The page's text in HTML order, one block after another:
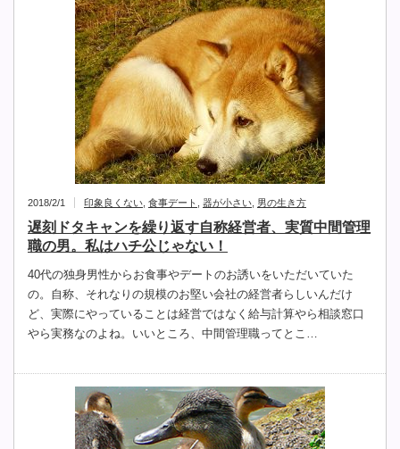
2018/2/1 印象良くない 食事デート 器が小さい 男の生き方
遅刻ドタキャンを繰り返す自称経営者、実質中間管理
職の男。私はハチ公じゃない！
40代の独身男性からお食事やデートのお誘いをいただいていた
の。自称、それなりの規模のお堅い会社の経営者らしいんだけ
ど、実際にやっていることは経営ではなく給与計算やら相談窓口
やら実務なのよね。いいところ、中間管理職ってとこ…